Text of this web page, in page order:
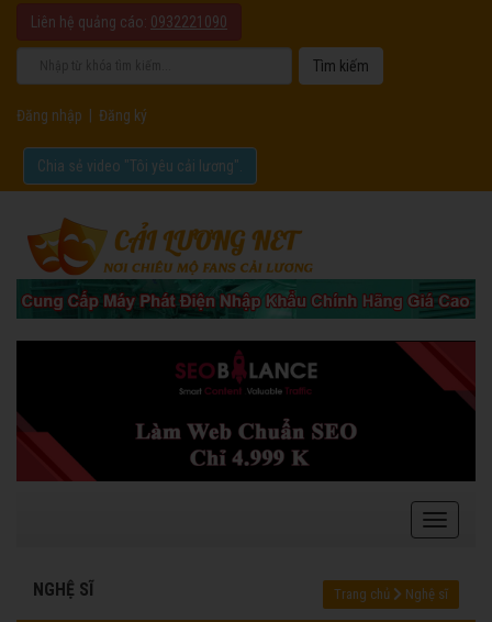
Liên hệ quảng cáo: 0932221090
Đăng nhập Đăng ký
Chia sẻ video "Tôi yêu cải lương".
NGHỆ SĨ Trang chủ Nghệ sĩ